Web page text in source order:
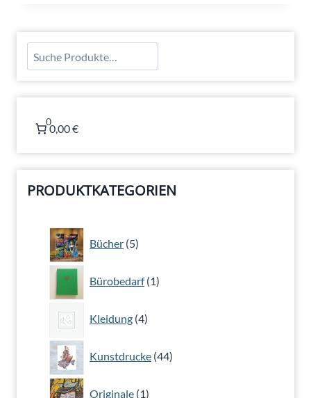
Suchen
0
0,00 €
PRODUKTKATEGORIEN
Bücher 5
5
Produkte
Bürobedarf 1
1
Produkt
Kleidung 4
4
Produkte
Kunstdrucke 44
44
Produkte
Originale 1
1